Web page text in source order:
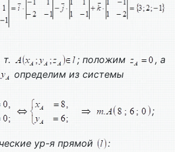
; положим
, а
определим из системы
;
ур-я прямой :